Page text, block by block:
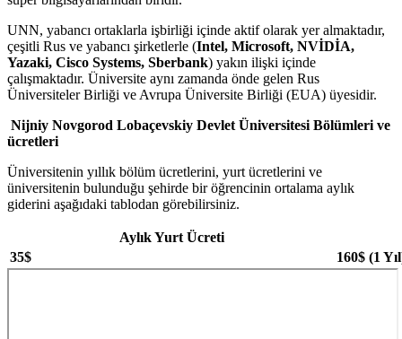
UNN, yabancı ortaklarla işbirliği içinde aktif olarak yer almaktadır,
çeşitli Rus ve yabancı şirketlerle (Intel, Microsoft, NVİDİA,
Yazaki, Cisco Systems, Sberbank) yakın ilişki içinde
çalışmaktadır. Üniversite aynı zamanda önde gelen Rus
Üniversiteler Birliği ve Avrupa Üniversite Birliği (EUA) üyesidir.
Nijniy Novgorod Lobaçevskiy Devlet Üniversitesi Bölümleri ve
ücretleri
Üniversitenin yıllık bölüm ücretlerini, yurt ücretlerini ve
üniversitenin bulunduğu şehirde bir öğrencinin ortalama aylık
giderini aşağıdaki tablodan görebilirsiniz.
Aylık Yurt Ücreti
35$
160$ (1